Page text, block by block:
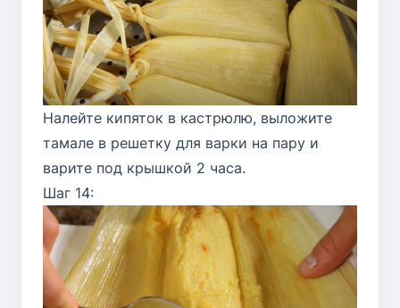
Налейте кипяток в кастрюлю, выложите
тамале в решетку для варки на пару и
варите под крышкой 2 часа.
Шаг 14: